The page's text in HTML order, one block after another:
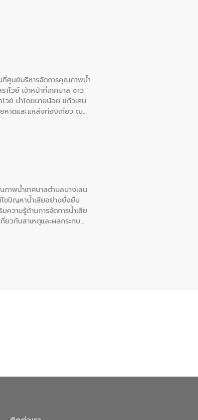
ที่ศูนย์บริหารจัดการคุณภาพน้ำ
ไวย์ เจ้าหน้าที่เทศบาล ชาว
วย์ นำโดยนายน้อย แก้วเศษ
ยหาดและแหล่งท่องเที่ยว ณ
าพน้ำเทศบาลตำบลบางเลน
ไขปัญหาน้ำเสียอย่างยั่งยืน
ความรู้ด้านการจัดการน้ำเสีย
ยวกับสาเหตุและผลกระทบ
บางเลน จังหวัดนครปฐม